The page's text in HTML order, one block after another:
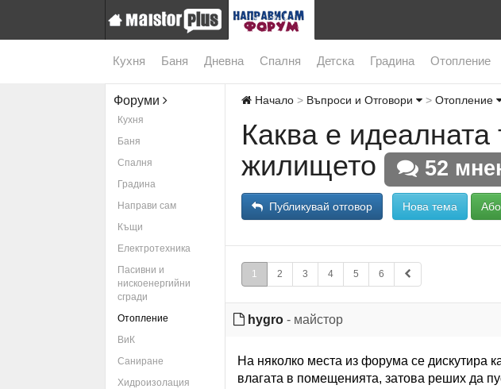
Кухня Баня Дневна Спалня Детска Градина Отопление
Форуми
Кухня
Баня
Спалня
Градина
Направи сам
Къщи
Електротехника
Пасивни и
нискоенергийни
сгради
Отопление
ВиК
Саниране
Хидроизолация
Начало Въпроси и Отговори Отопление
Каква е
жилището
52
Публикувай отговор Нова тема
1 2 3 4 5 6
hygro - майстор
На няколко места из форума се дискутира
влагата в помещенията, затова реших да